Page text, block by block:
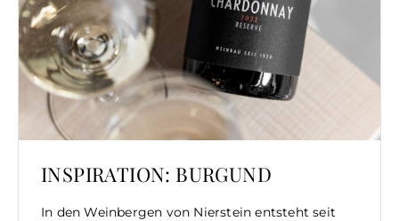
INSPIRATION: BURGUND
In den Weinbergen von Nierstein entsteht seit